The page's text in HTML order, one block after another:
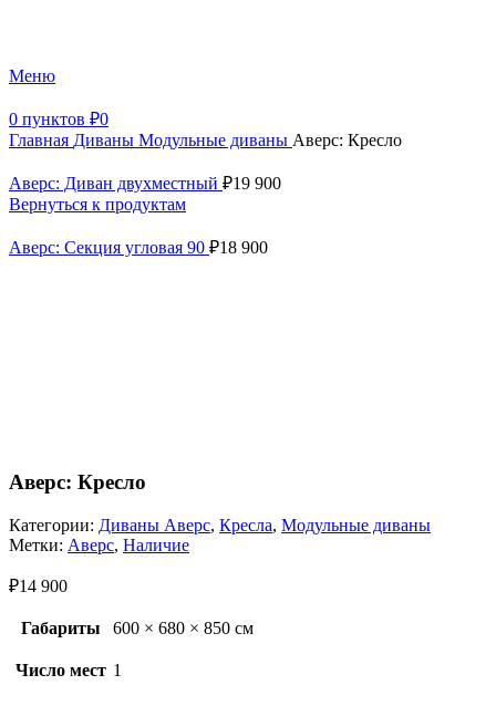
Меню
0 пунктов ₽0
Главная Диваны Модульные диваны Аверс: Кресло
Аверс: Диван двухместный ₽19 900
Вернуться к продуктам
Аверс: Секция угловая 90 ₽18 900
Аверс: Кресло
Категории: Диваны Аверс, Кресла, Модульные диваны
Метки: Аверс, Наличие
₽14 900
Габариты 600 × 680 × 850 см
Число мест 1